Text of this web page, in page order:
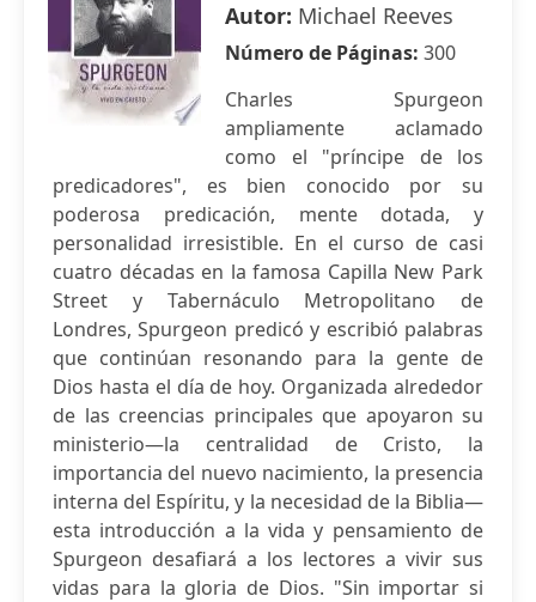
Autor: Michael Reeves
Número de Páginas: 300
Charles Spurgeon
ampliamente aclamado
como el "príncipe de los
predicadores", es bien conocido por su
poderosa predicación, mente dotada, y
personalidad irresistible. En el curso de casi
cuatro décadas en la famosa Capilla New Park
Street y Tabernáculo Metropolitano de
Londres, Spurgeon predicó y escribió palabras
que continúan resonando para la gente de
Dios hasta el día de hoy. Organizada alrededor
de las creencias principales que apoyaron su
ministerio—la centralidad de Cristo, la
importancia del nuevo nacimiento, la presencia
interna del Espíritu, y la necesidad de la Biblia—
esta introducción a la vida y pensamiento de
Spurgeon desafiará a los lectores a vivir sus
vidas para la gloria de Dios. "Sin importar si